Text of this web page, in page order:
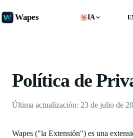
Wapes IA
Política de
Última actualización: 23 de julio de
Wapes ("la Extensión") es una